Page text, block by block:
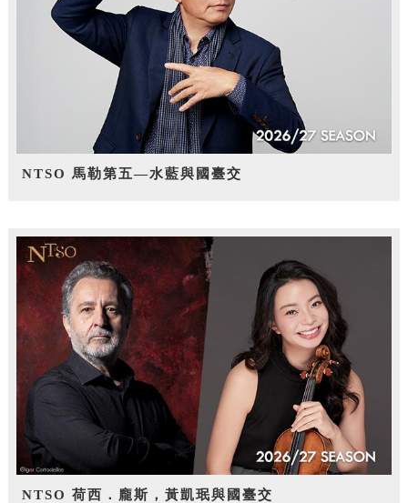
NTSO 馬勒第五—水藍與國臺交
NTSO 荷西．龐斯，黃凱珉與國臺交